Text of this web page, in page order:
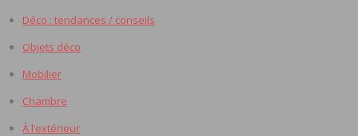
Déco : tendances / conseils
Objets déco
Mobilier
Chambre
À l’extérieur